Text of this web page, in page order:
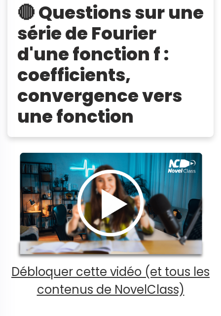
🔴 Questions sur une
série de Fourier
d'une fonction f :
coefficients,
convergence vers
une fonction
Débloquer cette vidéo (et tous les
contenus de NovelClass)